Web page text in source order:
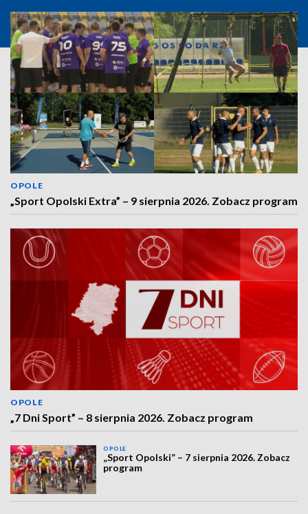
OPOLE
„Sport Opolski Extra” – 9 sierpnia 2026. Zobacz program
OPOLE
„7 Dni Sport” – 8 sierpnia 2026. Zobacz program
OPOLE
„Sport Opolski” – 7 sierpnia 2026. Zobacz
program